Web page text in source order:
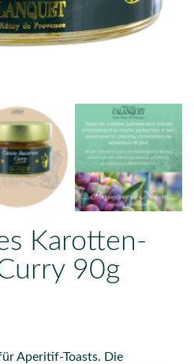
Karotten-
90g
Aperitif-Toasts. Die